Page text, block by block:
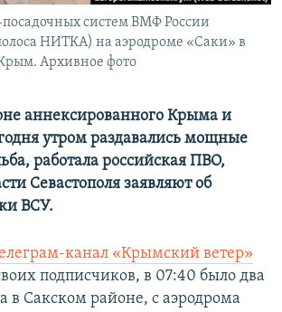
систем ВМФ России
НИТКА) на аэродроме «Саки» в
Архивное фото
аннексированного Крыма и
утром раздавались мощные
работала российская ПВО,
Севастополя заявляют об
ВСУ.
канал «Крымский ветер»
подписчиков, в 07:40 было два
Сакском районе, с аэродрома